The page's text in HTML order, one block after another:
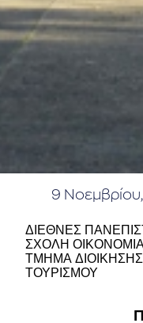
9
ΔΙΕΘΝΕΣ
ΣΧΟΛΗ
ΤΜΗΜΑ
ΤΟΥΡΙΣΜΟΥ